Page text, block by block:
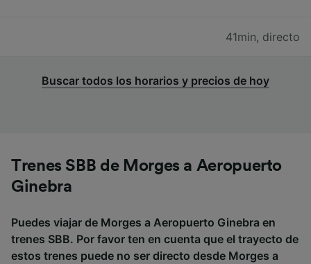
41min, directo
Buscar todos los horarios y precios de hoy
Trenes SBB de Morges a Aeropuerto
Ginebra
Puedes viajar de Morges a Aeropuerto Ginebra en
trenes SBB. Por favor ten en cuenta que el trayecto de
estos trenes puede no ser directo desde Morges a